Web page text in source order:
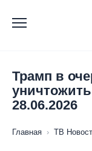
содержанию
Трамп в
28.06.2026
Главная › ТВ